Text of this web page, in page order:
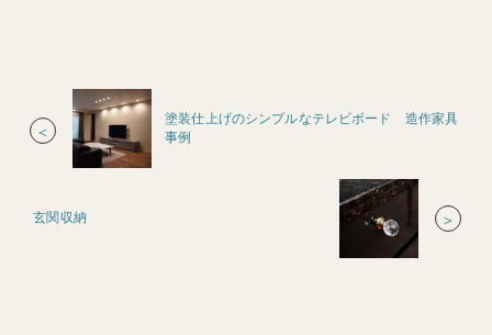
＜
塗装仕上げのシンプルなテレビボード 造作家具
事例
玄関収納 ＞